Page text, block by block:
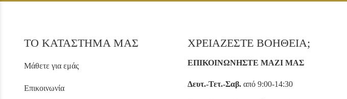
ΤΟ ΚΑΤΑΣΤΗΜΑ ΜΑΣ
Μάθετε για εμάς
Επικοινωνία
ΧΡΕΙΑΖΕΣΤΕ ΒΟΗΘΕΙΑ;
ΕΠΙΚΟΙΝΩΝΗΣΤΕ ΜΑΖΙ ΜΑΣ
Δευτ.-Τετ.-Σαβ. από 9:00-14:30